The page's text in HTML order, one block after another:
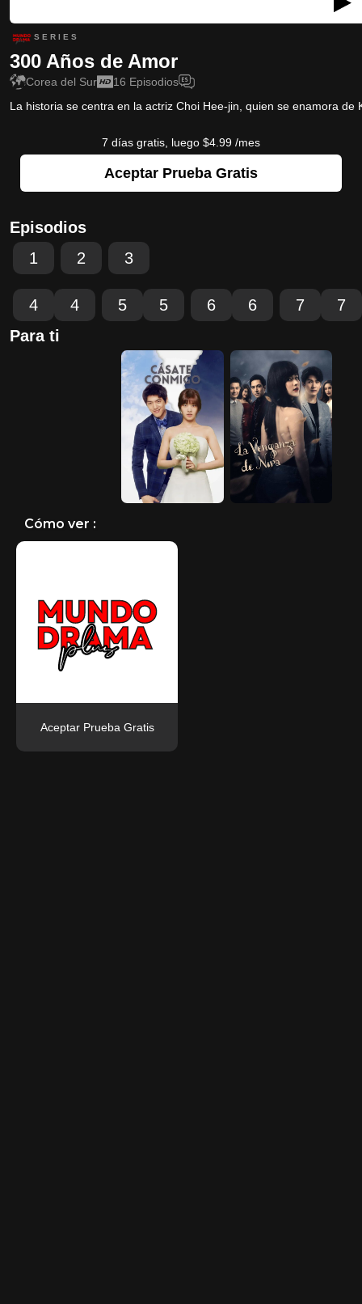
S E R I E S
300 Años de Amor
Corea del Sur 16 Episodios
La historia se centra en la actriz Choi Hee-jin, quien se enamora
7 días gratis, luego $4.99 /mes
Aceptar Prueba Gratis
Episodios
1
2 3
4 4 5 5 6 6 7
7
Para ti
Cómo ver :
Aceptar Prueba Gratis